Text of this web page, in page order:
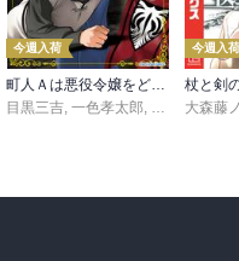
メル。
今週入荷
町人Ａは悪役令嬢をどうしても救いたい ～どぶと空と氷の姫君～１０【電子書店共通特典イラスト付】
目黒三吉, 一色孝太郎, Parum
今週入荷
大森藤ノ